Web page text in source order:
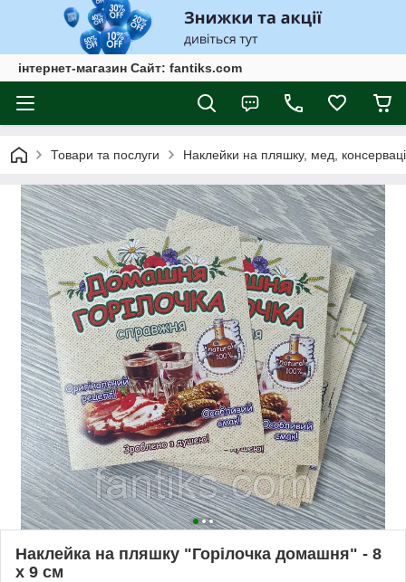
інтернет-магазин Сайт: fantiks.com
Товари та послуги Наклейки на пляшку, мед,
Наклейка на пляшку "Горілочка домашня" - 8
х 9 см